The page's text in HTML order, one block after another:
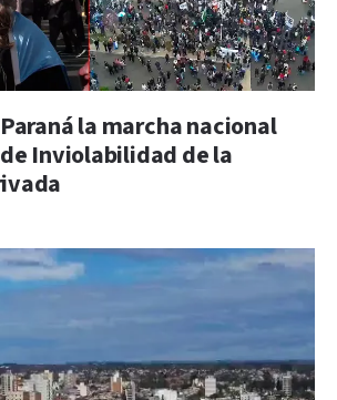
la marcha nacional
Inviolabilidad de la